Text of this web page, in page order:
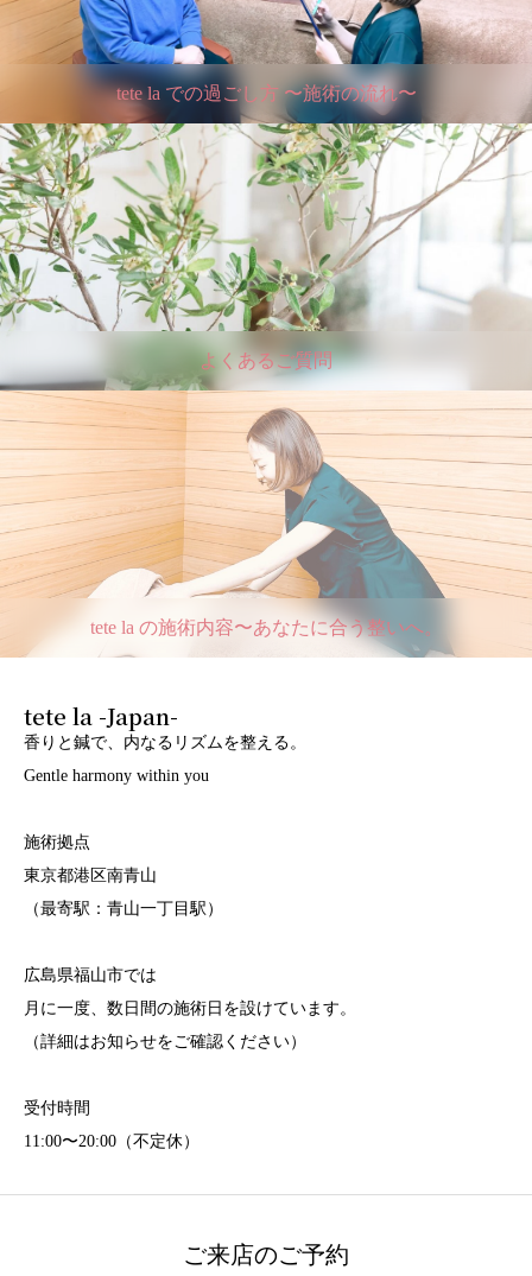
tete la での過ごし方 〜施術の流れ〜
よくあるご質問
tete la の施術内容〜あなたに合う整いへ。
tete la -Japan-
香りと鍼で、内なるリズムを整える。
Gentle harmony within you
施術拠点
東京都港区南青山
（最寄駅：青山一丁目駅）
広島県福山市では
月に一度、数日間の施術日を設けています。
（詳細はお知らせをご確認ください）
受付時間
11:00〜20:00（不定休）
ご来店のご予約